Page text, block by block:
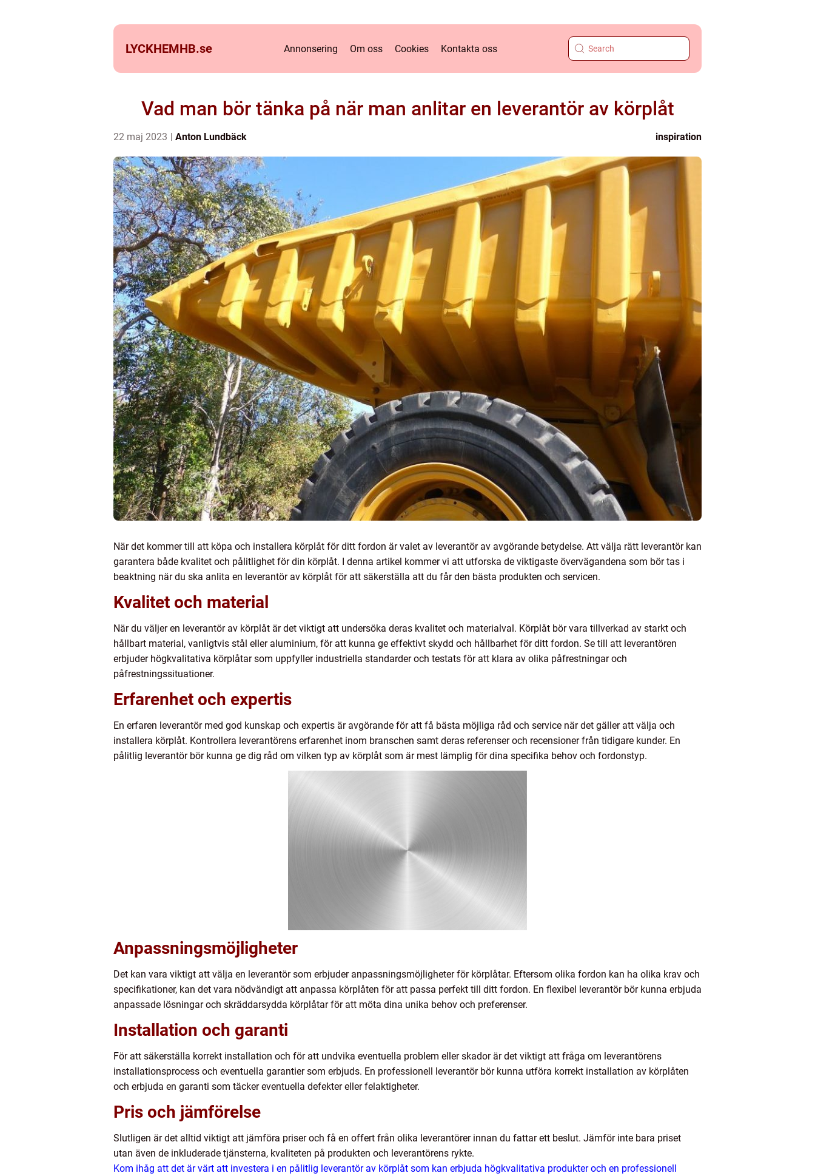
LYCKHEMHB.se Annonsering Om oss Cookies Kontakta oss
Vad man bör tänka på när man anlitar en leverantör av körplåt
22 maj 2023 Anton Lundbäck inspiration
När det kommer till att köpa och installera körplåt för ditt fordon är valet av leverantör av avgörande betydelse. Att välja rätt leverantör kan
garantera både kvalitet och pålitlighet för din körplåt. I denna artikel kommer vi att utforska de viktigaste övervägandena som bör tas i
beaktning när du ska anlita en leverantör av körplåt för att säkerställa att du får den bästa produkten och servicen.
Kvalitet och material
När du väljer en leverantör av körplåt är det viktigt att undersöka deras kvalitet och materialval. Körplåt bör vara tillverkad av starkt och
hållbart material, vanligtvis stål eller aluminium, för att kunna ge effektivt skydd och hållbarhet för ditt fordon. Se till att leverantören
erbjuder högkvalitativa körplåtar som uppfyller industriella standarder och testats för att klara av olika påfrestningar och
påfrestningssituationer.
Erfarenhet och expertis
En erfaren leverantör med god kunskap och expertis är avgörande för att få bästa möjliga råd och service när det gäller att välja och
installera körplåt. Kontrollera leverantörens erfarenhet inom branschen samt deras referenser och recensioner från tidigare kunder. En
pålitlig leverantör bör kunna ge dig råd om vilken typ av körplåt som är mest lämplig för dina specifika behov och fordonstyp.
Anpassningsmöjligheter
Det kan vara viktigt att välja en leverantör som erbjuder anpassningsmöjligheter för körplåtar. Eftersom olika fordon kan ha olika krav och
specifikationer, kan det vara nödvändigt att anpassa körplåten för att passa perfekt till ditt fordon. En flexibel leverantör bör kunna erbjuda
anpassade lösningar och skräddarsydda körplåtar för att möta dina unika behov och preferenser.
Installation och garanti
För att säkerställa korrekt installation och för att undvika eventuella problem eller skador är det viktigt att fråga om leverantörens
installationsprocess och eventuella garantier som erbjuds. En professionell leverantör bör kunna utföra korrekt installation av körplåten
och erbjuda en garanti som täcker eventuella defekter eller felaktigheter.
Pris och jämförelse
Slutligen är det alltid viktigt att jämföra priser och få en offert från olika leverantörer innan du fattar ett beslut. Jämför inte bara priset
utan även de inkluderade tjänsterna, kvaliteten på produkten och leverantörens rykte.
Kom ihåg att det är värt att investera i en pålitlig leverantör av körplåt som kan erbjuda högkvalitativa produkter och en professionell